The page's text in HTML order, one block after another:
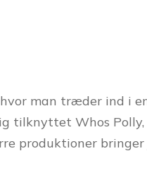
man træder ind i
tilknyttet Whos Polly,
produktioner